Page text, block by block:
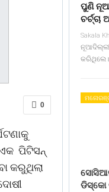
0
ପିଟିସନ୍‌
କରୁଥିଲା
ପୁଣି ନୂଆ
Sakala
କରିଥିଲେ।
ଡିସ୍କୋ